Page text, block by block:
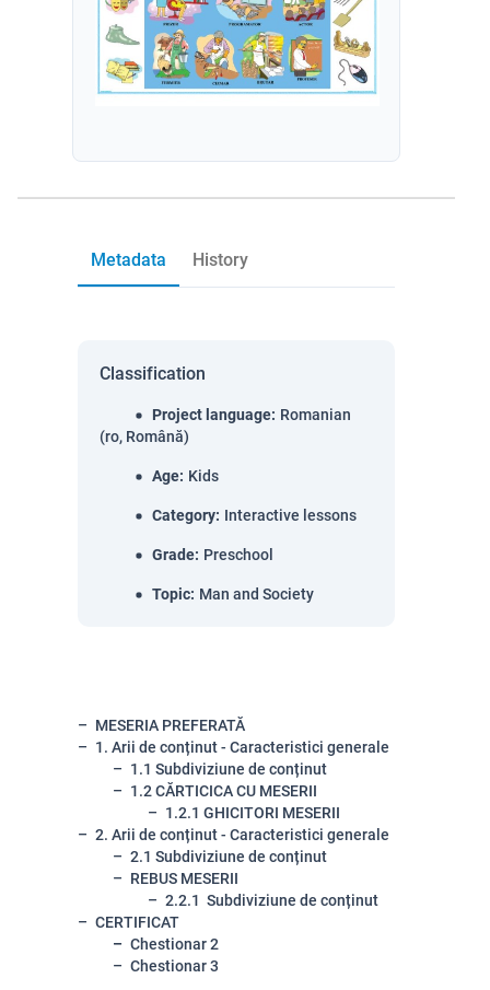
Metadata History
Classification
Project language: Romanian
(ro, Română)
Age: Kids
Category: Interactive lessons
Grade: Preschool
Topic: Man and Society
MESERIA PREFERATĂ
1. Arii de conținut - Caracteristici generale
1.1 Subdiviziune de conținut
1.2 CĂRTICICA CU MESERII
1.2.1 GHICITORI MESERII
2. Arii de conținut - Caracteristici generale
2.1 Subdiviziune de conținut
REBUS MESERII
2.2.1 Subdiviziune de conținut
CERTIFICAT
Chestionar 2
Chestionar 3